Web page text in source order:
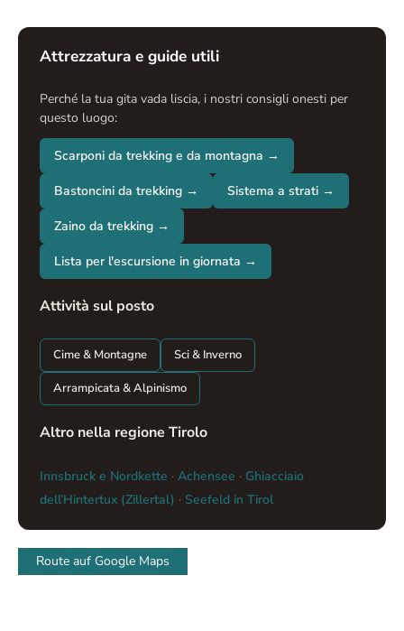
Attrezzatura e guide utili
Perché la tua gita vada liscia, i nostri consigli onesti per
questo luogo:
Scarponi da trekking e da montagna →
Bastoncini da trekking → Sistema a strati →
Zaino da trekking →
Lista per l'escursione in giornata →
Attività sul posto
Cime & Montagne Sci & Inverno
Arrampicata & Alpinismo
Altro nella regione Tirolo
Innsbruck e Nordkette · Achensee · Ghiacciaio
dell’Hintertux (Zillertal) · Seefeld in Tirol
Route auf Google Maps